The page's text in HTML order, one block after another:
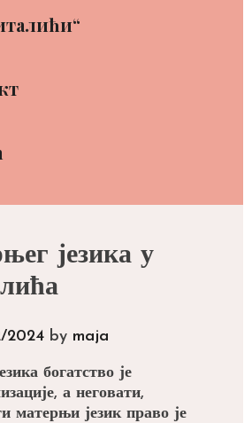
језика у
2024 by maja
богатство је
а неговати,
матерњи језик право је